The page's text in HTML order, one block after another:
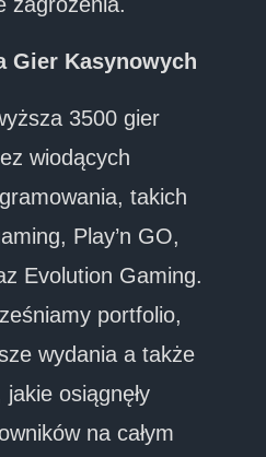
Gier Kasynowych
3500 gier
wiodących
takich
Play’n GO,
Evolution Gaming.
portfolio,
wydania a także
osiągnęły
na całym